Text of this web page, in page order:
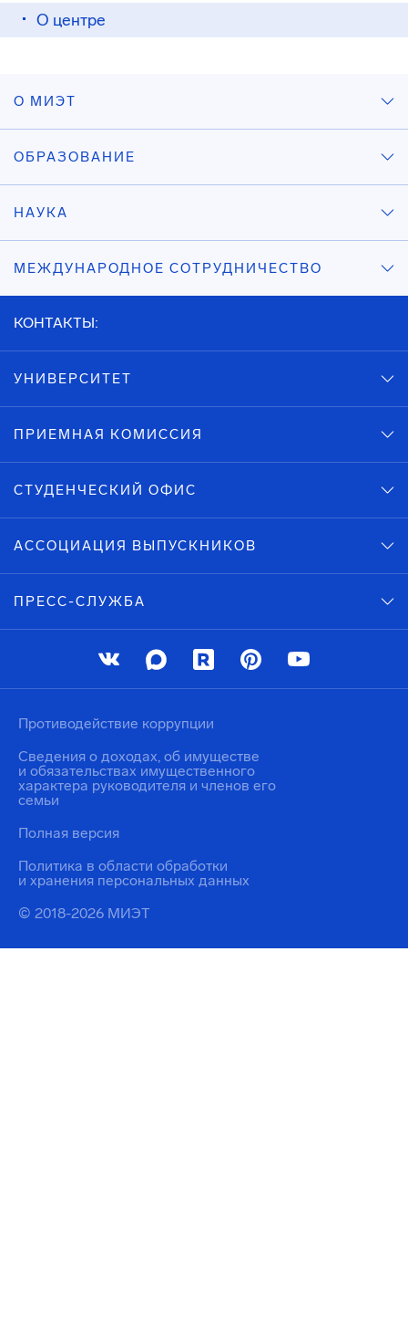
О центре
О МИЭТ
ОБРАЗОВАНИЕ
НАУКА
МЕЖДУНАРОДНОЕ СОТРУДНИЧЕСТВО
КОНТАКТЫ:
УНИВЕРСИТЕТ
ПРИЕМНАЯ КОМИССИЯ
СТУДЕНЧЕСКИЙ ОФИС
АССОЦИАЦИЯ ВЫПУСКНИКОВ
ПРЕСС-СЛУЖБА
© 2018-2026 МИЭТ
Политика в области обработки
и хранения персональных данных
Противодействие коррупции
Сведения о доходах, об имуществе
и обязательствах имущественного
характера руководителя и членов его
семьи
Полная версия